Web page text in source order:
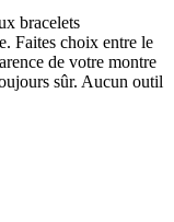
bracelets
Faites choix entre le
de votre montre
sûr. Aucun outil